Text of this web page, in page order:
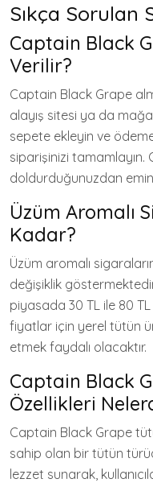
Sıkça Sorulan
Captain Black
Verilir?
Captain Black Grape
alayış sitesi ya da
sepete ekleyin ve
siparişinizi tamamlayın.
doldurduğunuzdan
Üzüm Aromalı
Kadar?
Üzüm aromalı
değişiklik
piyasada 30 TL ile 80
fiyatlar için yerel tütün
etmek faydalı olacaktır.
Captain Black
Özellikleri
Captain Black Grape
sahip olan bir tütün
lezzet sunarak,